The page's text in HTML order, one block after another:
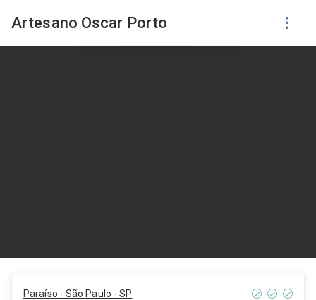
Artesano Oscar Porto
Paraíso - São Paulo - SP